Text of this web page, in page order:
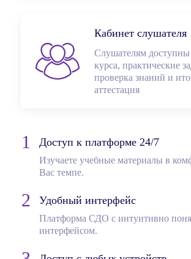
Кабинет слушателя
Слушателям
курса, практические
проверка знаний и
аттестация
Доступ к платформе 24/7
Изучаете учебные материалы в
Вас темпе.
Удобный интерфейс
Платформа СДО с интуитивно
интерфейсом.